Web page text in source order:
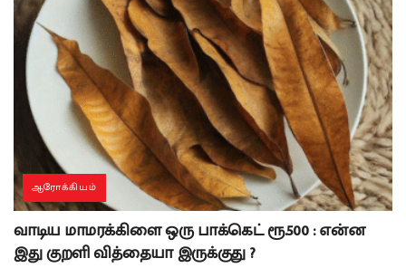
ஆரோக்கியம்
வாடிய மாமரக்கிளை ஒரு பாக்கெட் ரூ.500 : என்ன
இது குறளி வித்தையா இருக்குது ?